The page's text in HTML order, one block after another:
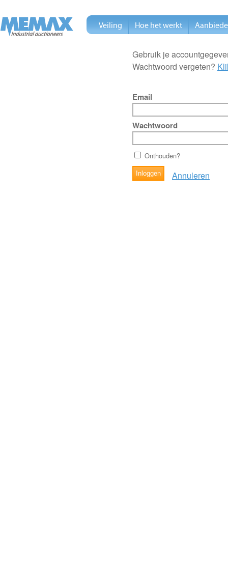
Gebruik je
Wachtwoord vergeten?
Email
Wachtwoord
Onthouden?
Annuleren
Veiling Hoe het werkt